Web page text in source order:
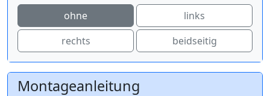
ohne
links
rechts
beidseitig
Montageanleitung